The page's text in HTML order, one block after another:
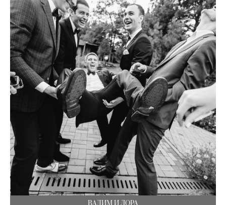
ВАДИМ И ЛОРА